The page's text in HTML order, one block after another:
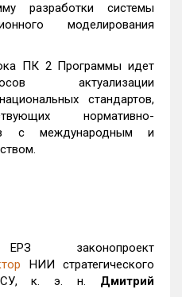
разработки системы
моделирования
ПК 2 Программы идет
актуализации
стандартов,
нормативно-
с международным и
законопроект
НИИ стратегического
к. э. н. Дмитрий